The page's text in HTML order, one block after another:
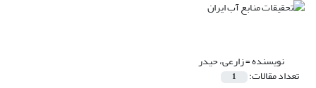
نویسنده =زارعی، حیدر
تعداد مقالات: 1